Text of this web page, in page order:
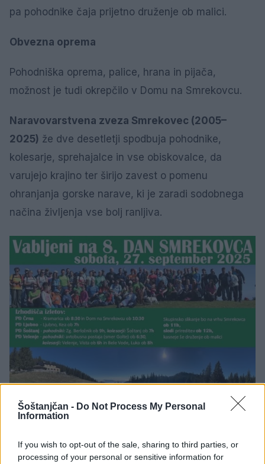
Šoštanjčan - Do Not Process My Personal
Information
If you wish to opt-out of the sale, sharing to third parties, or
processing of your personal or sensitive information for
pa pohodnike čaja prijetno druženje ob malici.
Obvezna oprema
Pohodniška oprema, palice, hrana in pijača,
možnost je tudi okrepčilo v Domu na Smrekovcu.
Naravovarstvena zveza Smrekovec (2005–
2025) že dve desetletji spodbuja pohodnike,
kolesarje, sprehajalce in vse obiskovalce, da
varujejo krajino ter širijo zavest o pomenu
ohranjanja gorske narave, ki je zaradi sodobnega
načina življenja vse bolj ranljiva.